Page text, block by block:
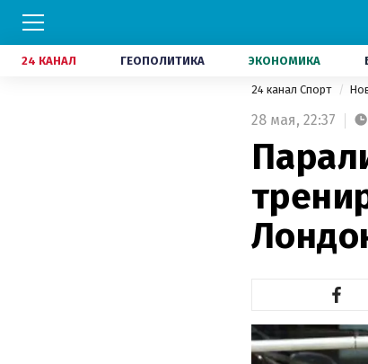
24 КАНАЛ ГЕОПОЛИТИКА ЭКОНОМИКА
24 канал Спорт
28 мая, 22:37